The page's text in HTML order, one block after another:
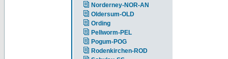
Norderney-NOR-AN
Oldersum-OLD
Ording
Pellworm-PEL
Pogum-POG
Rodenkirchen-ROD